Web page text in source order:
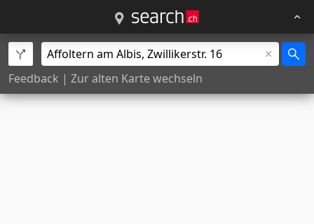
Feedback | Zur alten Karte wechseln